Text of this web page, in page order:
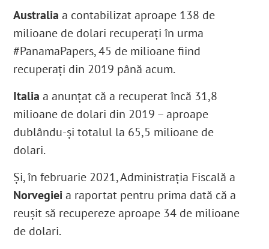
Australiaa contabilizat aproape 138 de
milioane de dolari recuperați în urma
#PanamaPapers, 45 de milioane fiind
recuperați din 2019 până acum.
Italia a anunțat că a recuperat încă 31,8
milioane de dolari din 2019 – aproape
dublându-și totalul la 65,5 milioane de
dolari.
Și, în februarie 2021, Administrația Fiscală a
Norvegieia raportat pentru prima dată că a
reușit să recupereze aproape 34 de milioane
de dolari.